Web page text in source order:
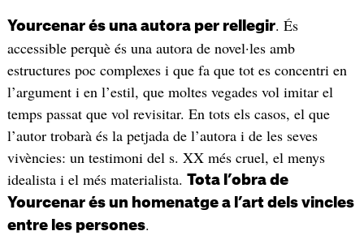
Yourcenar és una autora per rellegir. És
accessible perquè és una autora de novel·les amb
estructures poc complexes i que fa que tot es concentri en
l’argument i en l’estil, que moltes vegades vol imitar el
temps passat que vol revisitar. En tots els casos, el que
l’autor trobarà és la petjada de l’autora i de les seves
vivències: un testimoni del s. XX més cruel, el menys
idealista i el més materialista. Tota l’obra de
Yourcenar és un homenatge a l’art dels vincles
entre les persones.